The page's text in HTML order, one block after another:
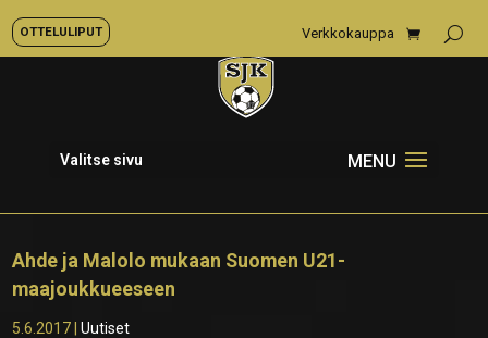
OTTELULIPUT Verkkokauppa
Valitse sivu
Ahde ja Malolo mukaan Suomen U21-
maajoukkueeseen
5.6.2017 |Uutiset